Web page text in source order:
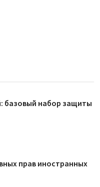
базовый набор защиты
прав иностранных